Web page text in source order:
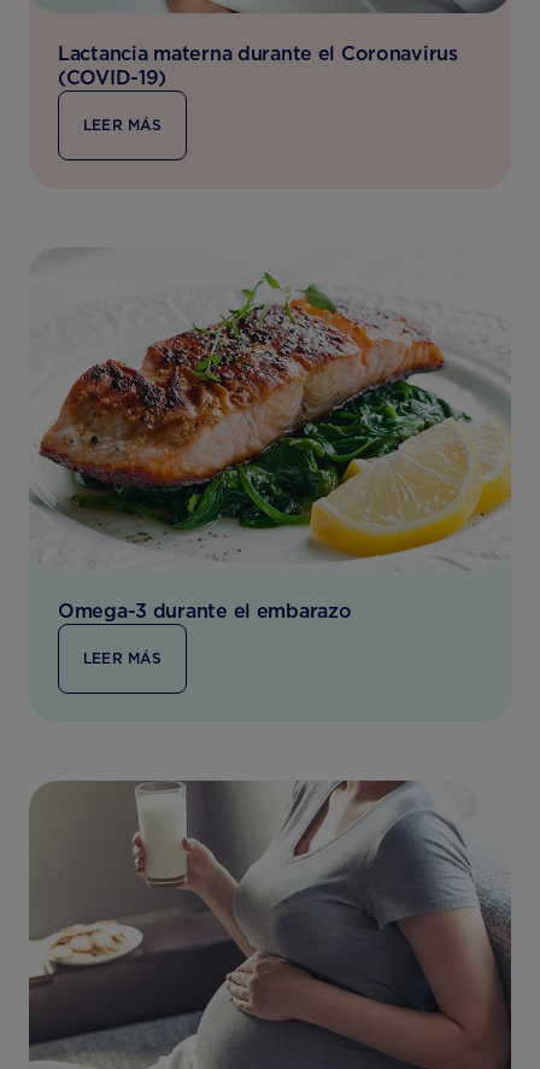
Lactancia materna durante el Coronavirus
(COVID-19)
LEER MÁS
Omega-3 durante el embarazo
LEER MÁS